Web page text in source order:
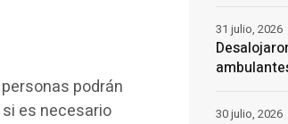
podrán
es necesario
31 julio, 2026
30 julio, 2026